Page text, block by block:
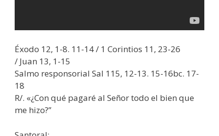
Éxodo 12, 1-8. 11-14 / 1 Corintios 11, 23-26
/ Juan 13, 1-15
Salmo responsorial Sal 115, 12-13. 15-16bc. 17-
18
R/. «¿Con qué pagaré al Señor todo el bien que
me hizo?”